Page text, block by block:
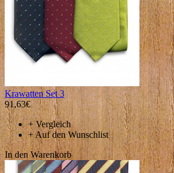
Krawatten Set 3
91,63€
+Vergleich
+Auf den Wunschlist
In den Warenkorb